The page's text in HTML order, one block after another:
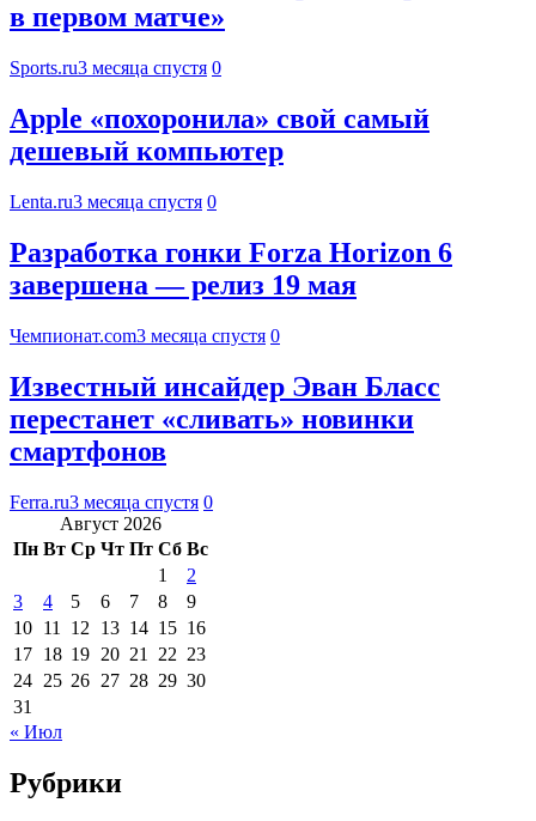
в первом матче»
Sports.ru3 месяца спустя 0
Apple «похоронила» свой самый
дешевый компьютер
Lenta.ru3 месяца спустя 0
Разработка гонки Forza Horizon 6
завершена — релиз 19 мая
Чемпионат.com3 месяца спустя 0
Известный инсайдер Эван Бласс
перестанет «сливать» новинки
смартфонов
Ferra.ru3 месяца спустя 0
Август 2026
Пн Вт Ср Чт Пт Сб Вс
1
2
3
4 5 6 7 8
9
10 11 12 13 14 15 16
17 18 19 20 21 22 23
24 25 26 27 28 29 30
31
« Июл
Рубрики